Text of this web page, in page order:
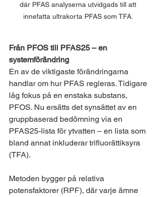
där PFAS analyserna utvidgads till att
innefatta ultrakorta PFAS som TFA.
Från PFOS till PFAS25 – en
systemförändring
En av de viktigaste förändringarna
handlar om hur PFAS regleras. Tidigare
låg fokus på en enstaka substans,
PFOS. Nu ersätts det synsättet av en
gruppbaserad bedömning via en
PFAS25-lista för ytvatten – en lista som
bland annat inkluderar trifluorättiksyra
(TFA).
Metoden bygger på relativa
potensfaktorer (RPF), där varje ämne